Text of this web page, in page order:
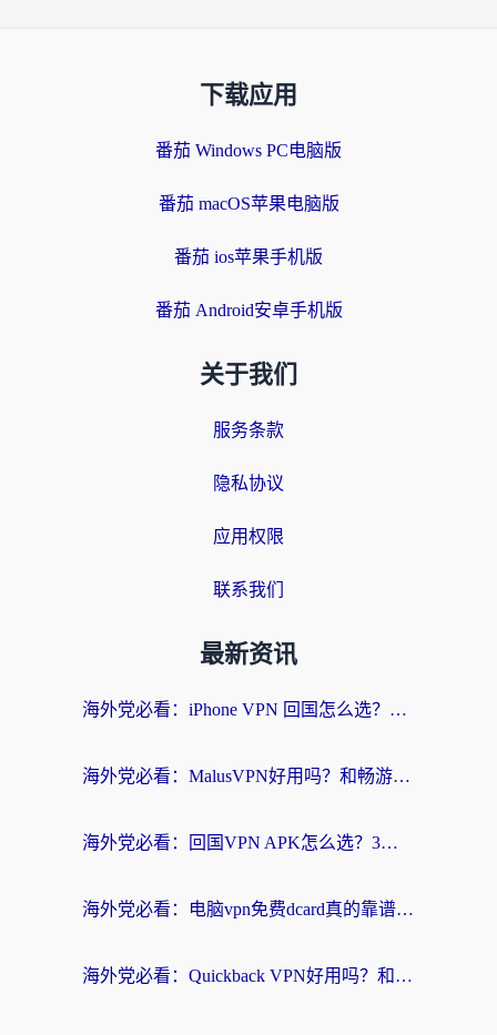
下载应用
番茄 Windows PC电脑版
番茄 macOS苹果电脑版
番茄 ios苹果手机版
番茄 Android安卓手机版
关于我们
服务条款
隐私协议
应用权限
联系我们
最新资讯
海外党必看：iPhone VPN 回国怎么选？一篇搞定无缝访问国内资源
海外党必看：MalusVPN好用吗？和畅游VPN对比哪个回国效果更好？附穿梭飞鱼神龟真实体验
海外党必看：回国VPN APK怎么选？3步教你无缝刷国内剧玩国服
海外党必看：电脑vpn免费dcard真的靠谱吗？教你选对回国加速器无缝访问国内资源
海外党必看：Quickback VPN好用吗？和小黑牛VPN对比哪个回国效果更好？附真实体验+避坑指南